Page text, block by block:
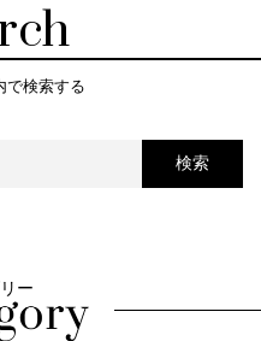
で検索する
検索
ー